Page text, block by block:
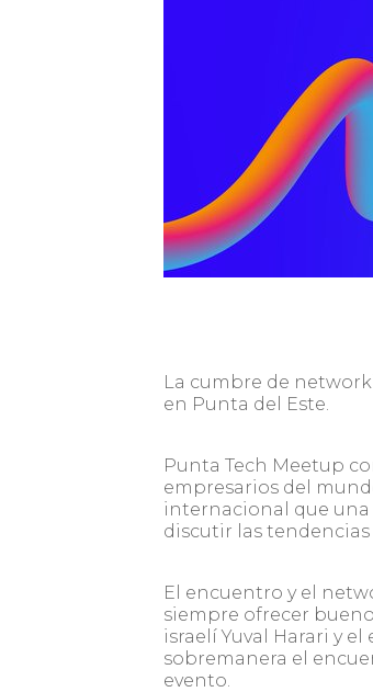
La cumbre de
en Punta del Este.
Punta Tech Meetup
empresarios del
internacional que una
discutir las
El encuentro y el
siempre ofrecer
israelí Yuval Harari y
sobremanera el
evento.